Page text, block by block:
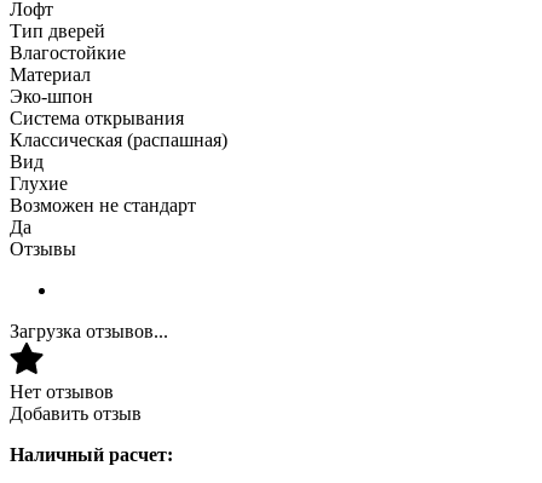
Лофт
Тип дверей
Влагостойкие
Материал
Эко-шпон
Система открывания
Классическая (распашная)
Вид
Глухие
Возможен не стандарт
Да
Отзывы
Загрузка отзывов...
Нет отзывов
Добавить отзыв
Наличный расчет: